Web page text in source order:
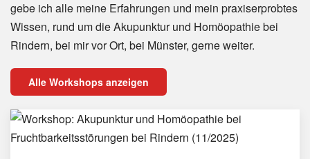
gebe ich alle meine Erfahrungen und mein praxiserprobtes
Wissen, rund um die Akupunktur und Homöopathie bei
Rindern, bei mir vor Ort, bei Münster, gerne weiter.
Alle Workshops anzeigen